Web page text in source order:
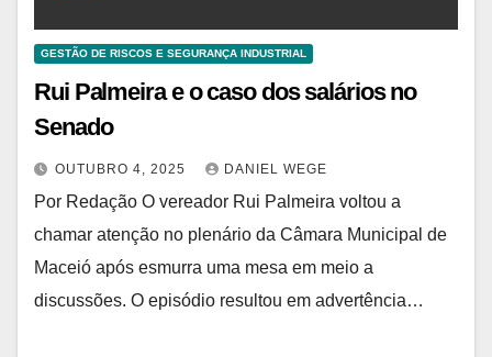
GESTÃO DE RISCOS E SEGURANÇA INDUSTRIAL
Rui Palmeira e o caso dos salários no
Senado
OUTUBRO 4, 2025 DANIEL WEGE
Por Redação O vereador Rui Palmeira voltou a
chamar atenção no plenário da Câmara Municipal de
Maceió após esmurra uma mesa em meio a
discussões. O episódio resultou em advertência…